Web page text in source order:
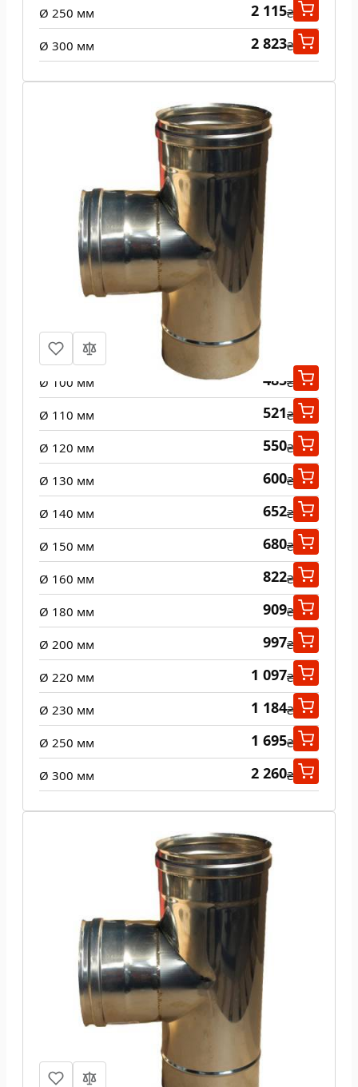
Ø 250 мм 2 115₴
Ø 300 мм 2 823₴
Тройник 87 град одностенный 0,8
мм
Ø 100 мм 485₴
Ø 110 мм 521₴
Ø 120 мм 550₴
Ø 130 мм 600₴
Ø 140 мм 652₴
Ø 150 мм 680₴
Ø 160 мм 822₴
Ø 180 мм 909₴
Ø 200 мм 997₴
Ø 220 мм 1 097₴
Ø 230 мм 1 184₴
Ø 250 мм 1 695₴
Ø 300 мм 2 260₴
Тройник 87 град одностенный 0,5
мм